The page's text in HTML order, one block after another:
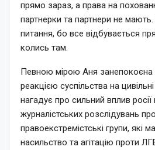
прямо зараз, а права на
партнерки та партнери не
питання, бо все відбувається
колись там.
Певною мірою Аня занепокоєна
реакцією суспільства на
нагадує про сильний вплив росії
журналістських розслідувань
правоекстремістські групи, які
насильство та агітацію проти